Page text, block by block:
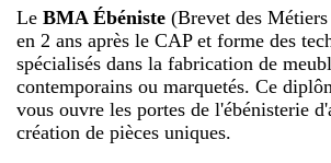
Le BMA Ébéniste (Brevet des
en 2 ans après le CAP et forme des
spécialisés dans la fabrication de
contemporains ou marquetés. Ce
vous ouvre les portes de l'ébénisterie
création de pièces uniques.